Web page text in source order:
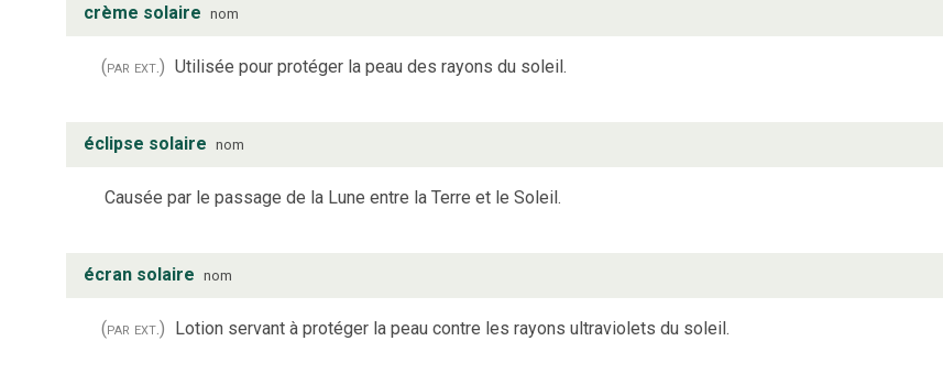
crème solaire nom
(par ext.) Utilisée pour protéger la peau des rayons du soleil.
éclipse solaire nom
Causée par le passage de la Lune entre la Terre et le Soleil.
écran solaire nom
(par ext.) Lotion servant à protéger la peau contre les rayons ultraviolets du soleil.